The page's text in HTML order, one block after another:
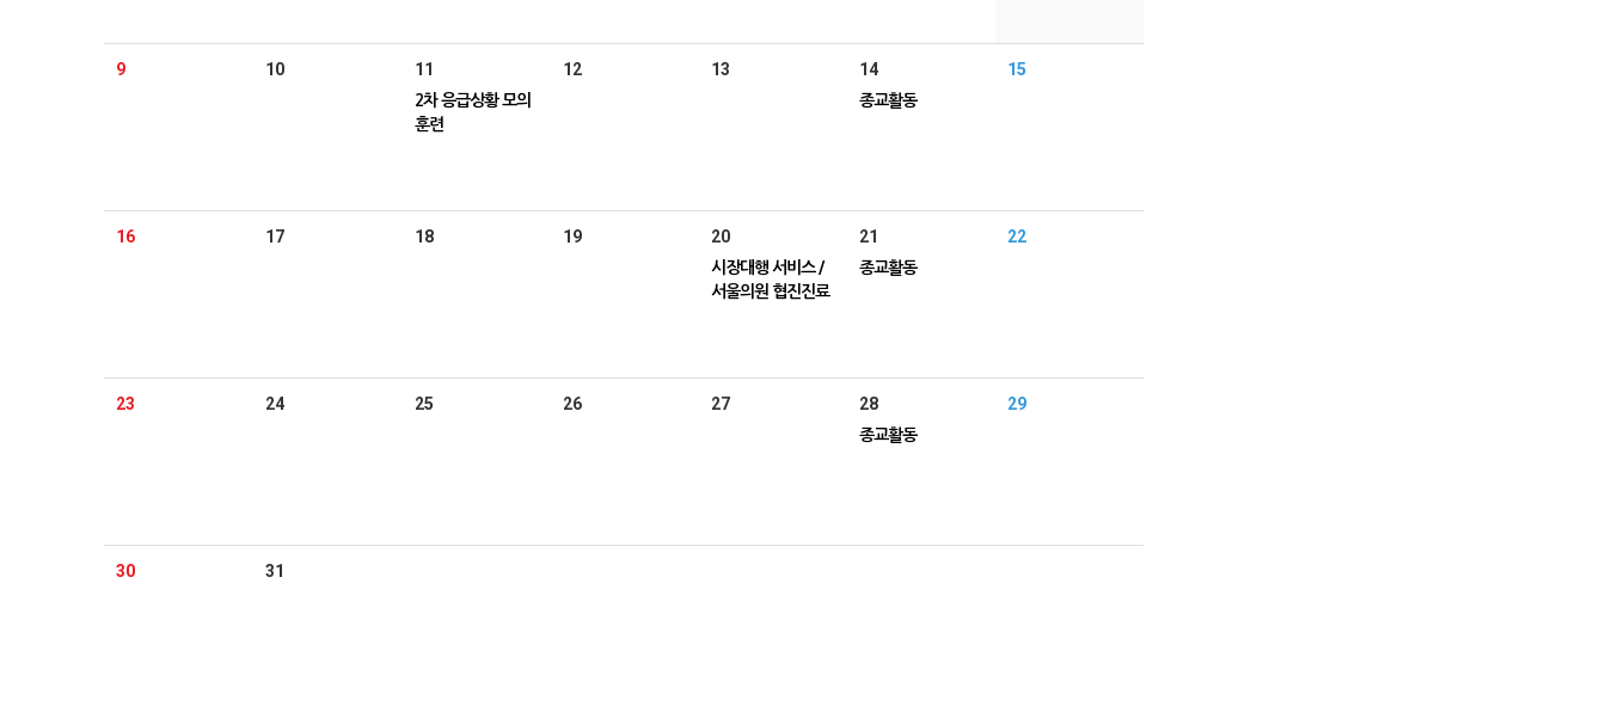
9 10 11
2차 응급상황 모의
훈련
12 13 14
종교활동
15
16 17 18 19 20
시장대행 서비스 /
서울의원 협진진료
21
종교활동
22
23 24 25 26 27 28
종교활동
29
30 31